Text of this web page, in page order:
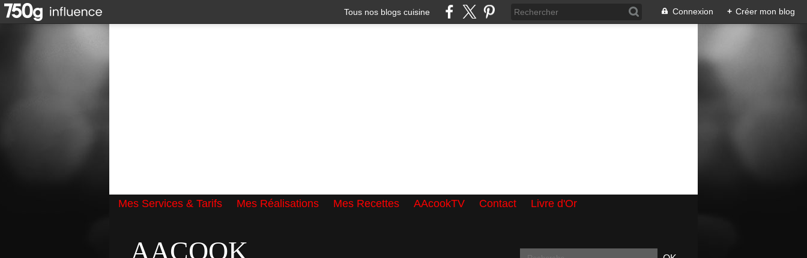
Tous nos blogs cuisine Connexion + Créer mon blog
Mes Services & Tarifs Mes Réalisations Mes Recettes AAcookTV Contact
Livre d'Or
AACOOK